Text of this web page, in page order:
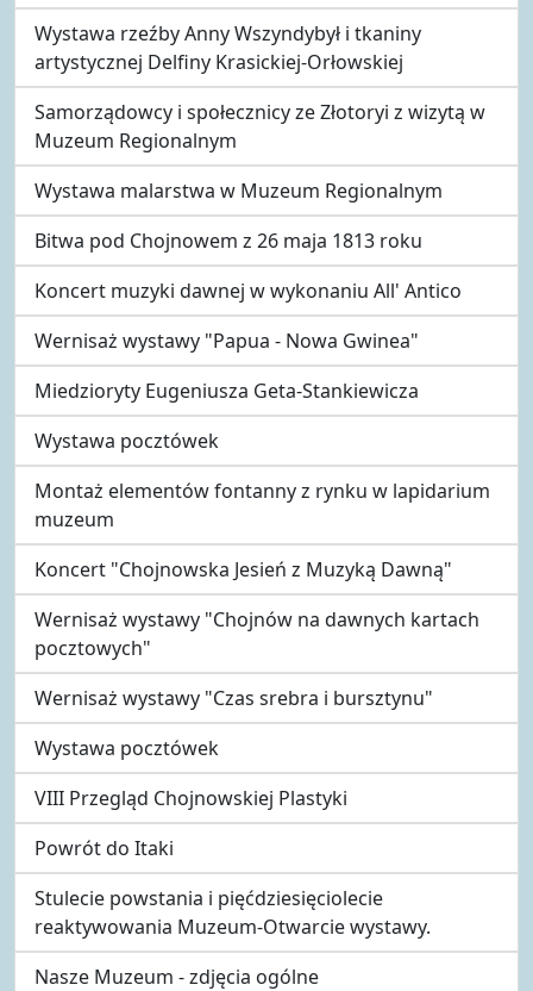
Wystawa rzeźby Anny Wszyndybył i tkaniny
artystycznej Delfiny Krasickiej-Orłowskiej
Samorządowcy i społecznicy ze Złotoryi z wizytą w
Muzeum Regionalnym
Wystawa malarstwa w Muzeum Regionalnym
Bitwa pod Chojnowem z 26 maja 1813 roku
Koncert muzyki dawnej w wykonaniu All' Antico
Wernisaż wystawy "Papua - Nowa Gwinea"
Miedzioryty Eugeniusza Geta-Stankiewicza
Wystawa pocztówek
Montaż elementów fontanny z rynku w lapidarium
muzeum
Koncert "Chojnowska Jesień z Muzyką Dawną"
Wernisaż wystawy "Chojnów na dawnych kartach
pocztowych"
Wernisaż wystawy "Czas srebra i bursztynu"
Wystawa pocztówek
VIII Przegląd Chojnowskiej Plastyki
Powrót do Itaki
Stulecie powstania i pięćdziesięciolecie
reaktywowania Muzeum-Otwarcie wystawy.
Nasze Muzeum - zdjęcia ogólne